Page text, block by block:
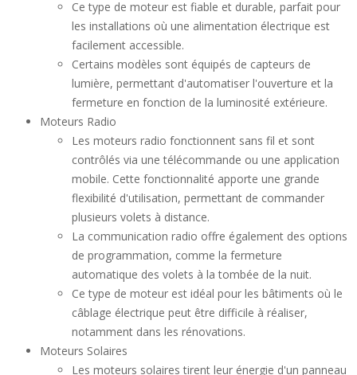
Ce type de moteur est fiable et durable, parfait pour
les installations où une alimentation électrique est
facilement accessible.
Certains modèles sont équipés de capteurs de
lumière, permettant d'automatiser l'ouverture et la
fermeture en fonction de la luminosité extérieure.
Moteurs Radio
Les moteurs radio fonctionnent sans fil et sont
contrôlés via une télécommande ou une application
mobile. Cette fonctionnalité apporte une grande
flexibilité d'utilisation, permettant de commander
plusieurs volets à distance.
La communication radio offre également des options
de programmation, comme la fermeture
automatique des volets à la tombée de la nuit.
Ce type de moteur est idéal pour les bâtiments où le
câblage électrique peut être difficile à réaliser,
notamment dans les rénovations.
Moteurs Solaires
Les moteurs solaires tirent leur énergie d'un panneau